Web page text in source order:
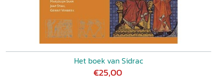
Het boek van Sidrac
€25,00